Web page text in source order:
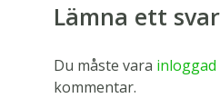
Lämna ett svar
Du måste vara inloggad
kommentar.